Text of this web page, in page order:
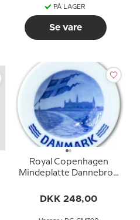
PÅ LAGER
Se vare
Royal Copenhagen
Mindeplatte Dannebrog
DKK 248,00